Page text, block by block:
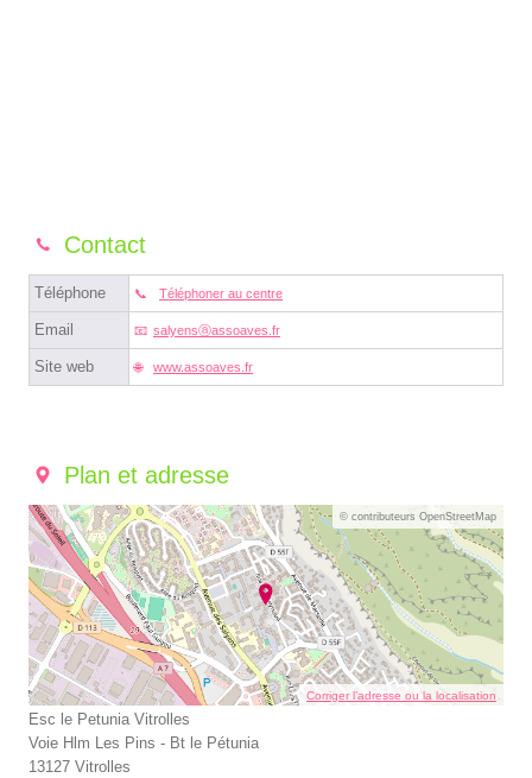
Contact
Téléphone Téléphoner au centre
Email salyensⓐassoaves.fr
Site web www.assoaves.fr
Plan et adresse
© contributeurs OpenStreetMap
Corriger l’adresse ou la localisation
Esc le Petunia Vitrolles
Voie Hlm Les Pins - Bt le Pétunia
13127 Vitrolles